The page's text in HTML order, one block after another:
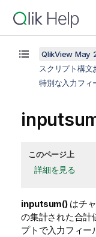
QlikView May
スクリプト構文
特別な入力フィ
このページ上
詳細を見る
inputsum()はチ
の集計された合計
プトで入力フィー